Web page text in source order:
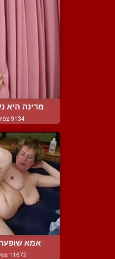
מרינה היא
9134 צפיות
אמא שופעת
11672 צפיות